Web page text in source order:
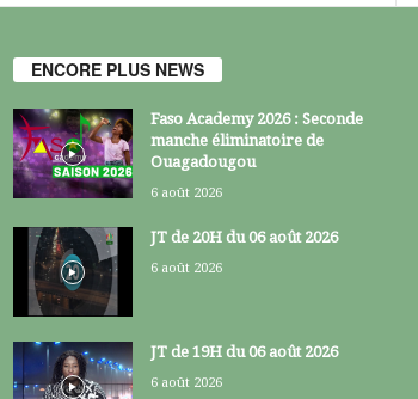
ENCORE PLUS NEWS
Faso Academy 2026 : Seconde
manche éliminatoire de
Ouagadougou
6 août 2026
JT de 20H du 06 août 2026
6 août 2026
JT de 19H du 06 août 2026
6 août 2026